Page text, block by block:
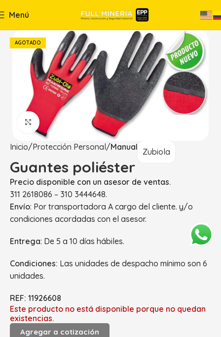
Menú
AGOTADO
Haga Click para agrandar
Inicio Protección Personal Manual Zubiola
Guantes poliéster
Precio disponible con un asesor de ventas.
311 2618086 – 310 3444648.
Envío: Por transportadora A cargo del cliente. y/o
condiciones acordadas con el asesor.
Entrega: De 5 a 10 días hábiles.
Condiciones: Las unidades de despacho mínimo son 6
unidades.
REF: 11926608
Este producto no está disponible porque no quedan
existencias.
Agregar a cotización